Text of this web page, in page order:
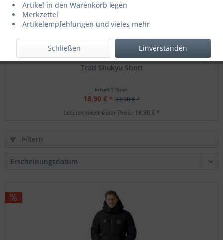
Trad Shukyu Short
Inhalt 1 Stück
18,90 € * 30,90 € *
Letzter niedrigster Preis: 18,90 € *
Filtern
Artikel in den Warenkorb legen
Merkzettel
Artikelempfehlungen und vieles mehr
Einverstanden
Schließen